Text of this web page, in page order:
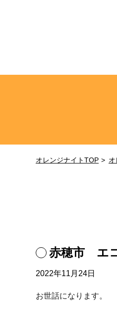
オレンジナイトTOP
赤穂市 エ
2022年11月24日
お世話になります。